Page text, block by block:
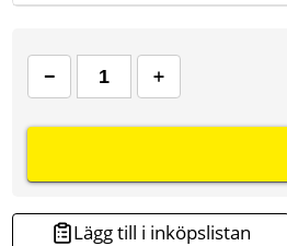
Lägg till i inköpslistan